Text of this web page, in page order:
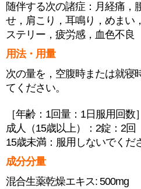
随伴する次の諸症：月経痛，
せ，肩こり，耳鳴り，めまい
ステリー，疲労感，血色不良
用法・用量
次の量を，空腹時または就寝
てください。
［年齢：1回量：1日服用回数］
成人（15歳以上）：2錠：2回
15歳未満：服用しないでくだ
成分分量
混合生薬乾燥エキス: 500mg